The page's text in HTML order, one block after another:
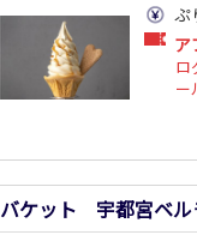
ぷ
ア
ロ
ー
バケット 宇都宮ベル